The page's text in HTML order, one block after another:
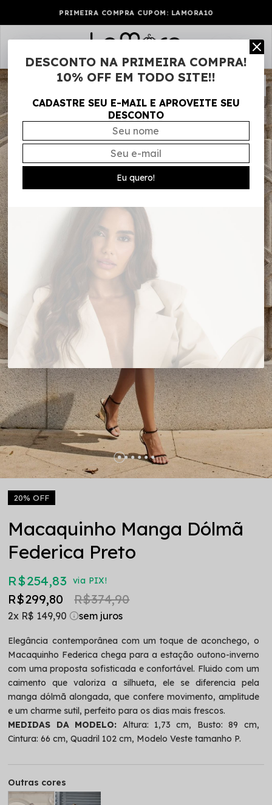
PRIMEIRA COMPRA CUPOM: LAMORA10
0
20% OFF
Macaquinho Manga Dólmã
Federica Preto
R$ 254,83 via PIX!
R$ 374,90
R$ 299,80
2x R$ 149,90
Elegância contemporânea com um toque de aconchego, o
Macaquinho Federica chega para a estação outono-inverno
com uma proposta sofisticada e confortável. Fluido com um
caimento que valoriza a silhueta, ele se diferencia pela
manga dólmã alongada, que confere movimento, amplitude
e um charme sutil, perfeito para os dias mais frescos.
MEDIDAS DA MODELO: Altura: 1,73 cm, Busto: 89 cm,
Cintura: 66 cm, Quadril 102 cm, Modelo Veste tamanho P.
Outras cores
DESCONTO NA PRIMEIRA COMPRA!
10% OFF EM TODO SITE!!
CADASTRE SEU E-MAIL E APROVEITE SEU
DESCONTO
Eu quero!